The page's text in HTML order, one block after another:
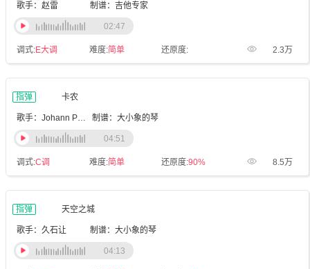
歌手：赵雷 制谱：吉他专家
调式:E大调 难度:简单 还原度: 2.3万
02:47
指弹 卡农
歌手：Johann Pachelbel 制谱：大小象的琴
调式:C调 难度:简单 还原度:90% 8.5万
04:51
指弹 天空之城
歌手：久石让 制谱：大小象的琴
04:13